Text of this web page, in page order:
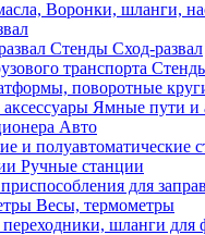
Стенды Сход-развал
Ямные пути и
Авто
Ручные станции
Весы, термометры